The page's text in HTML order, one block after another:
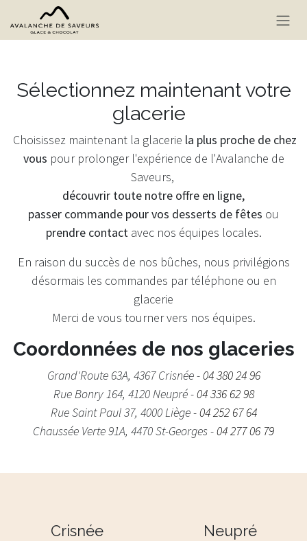
Se rendre au contenu
Sélectionnez maintenant votre
glacerie
Choisissez maintenant la glacerie la plus proche de chez
vous pour prolonger l'expérience de l'Avalanche de
Saveurs,
découvrir toute notre offre en ligne,
passer commande pour vos desserts de fêtes ou
prendre contactavec nos équipes locales.
En raison du succès de nos bûches, nous privilégions
désormais les commandes par téléphone ou en
glacerie
Merci de vous tourner vers nos équipes.
Coordonnées de nos glaceries
Grand'Route 63A, 4367 Crisnée -04 380 24 96
Rue Bonry 164, 4120 Neupré -04 336 62 98
Rue Saint Paul 37, 4000 Liège -04 252 67 64
Chaussée Verte 91A, 4470 St-Georges -04 277 06 79
Crisnée Neupré